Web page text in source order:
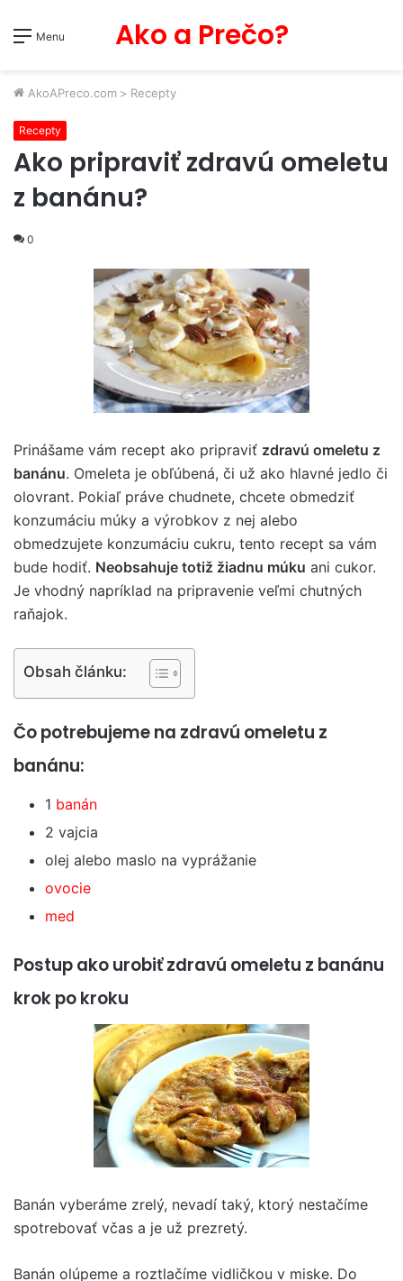
Menu Ako a Prečo?
AkoAPreco.com > Recepty
Recepty
Ako pripraviť zdravú omeletu
z banánu?
0
Prinášame vám recept ako pripraviť zdravú omeletu z
banánu. Omeleta je obľúbená, či už ako hlavné jedlo či
olovrant. Pokiaľ práve chudnete, chcete obmedziť
konzumáciu múky a výrobkov z nej alebo
obmedzujete konzumáciu cukru, tento recept sa vám
bude hodiť. Neobsahuje totiž žiadnu múku ani cukor.
Je vhodný napríklad na pripravenie veľmi chutných
raňajok.
Obsah článku:
Čo potrebujeme na zdravú omeletu z
banánu:
1 banán
2 vajcia
olej alebo maslo na vyprážanie
ovocie
med
Postup ako urobiť zdravú omeletu z banánu
krok po kroku
Banán vyberáme zrelý, nevadí taký, ktorý nestačíme
spotrebovať včas a je už prezretý.
Banán olúpeme a roztlačíme vidličkou v miske. Do